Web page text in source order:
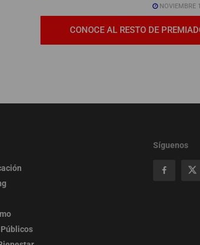
NOVIEMBRE
CONOCE AL RESTO DE
Síguenos